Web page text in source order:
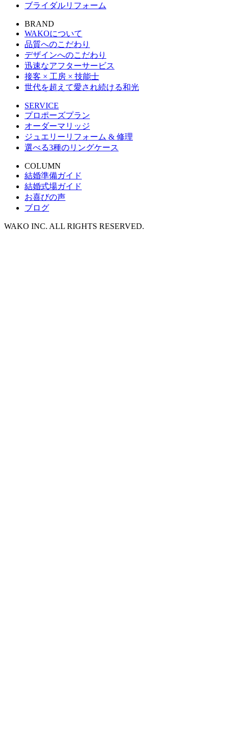
ブライダルリフォーム
BRAND
WAKOについて
品質へのこだわり
デザインへのこだわり
迅速なアフターサービス
接客 × 工房 × 技能士
世代を超えて愛され続ける和光
SERVICE
プロポーズプラン
オーダーマリッジ
ジュエリーリフォーム & 修理
選べる3種のリングケース
COLUMN
結婚準備ガイド
結婚式場ガイド
お喜びの声
ブログ
WAKO INC. ALL RIGHTS RESERVED.